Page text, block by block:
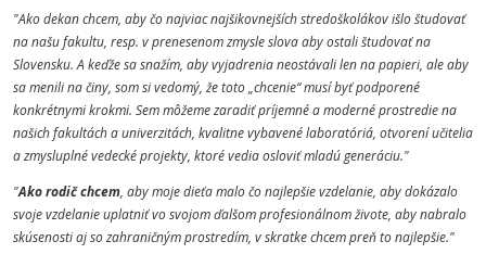
"Ako dekan chcem, aby čo najviac najšikovnejších stredoškolákov išlo študovať
na našu fakultu, resp. v prenesenom zmysle slova aby ostali študovať na
Slovensku. A keďže sa snažím, aby vyjadrenia neostávali len na papieri, ale aby
sa menili na činy, som si vedomý, že toto „chcenie“ musí byť podporené
konkrétnymi krokmi. Sem môžeme zaradiť príjemné a moderné prostredie na
našich fakultách a univerzitách, kvalitne vybavené laboratóriá, otvorení učitelia
a zmysluplné vedecké projekty, ktoré vedia osloviť mladú generáciu."
"Ako rodič chcem, aby moje dieťa malo čo najlepšie vzdelanie, aby dokázalo
svoje vzdelanie uplatniť vo svojom ďalšom profesionálnom živote, aby nabralo
skúsenosti aj so zahraničným prostredím, v skratke chcem preň to najlepšie."